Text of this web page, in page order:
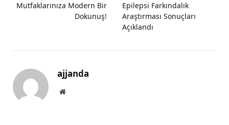
Mutfaklarınıza Modern Bir
Dokunuş!
Epilepsi Farkındalık
Araştırması Sonuçları
Açıklandı
ajjanda
Website